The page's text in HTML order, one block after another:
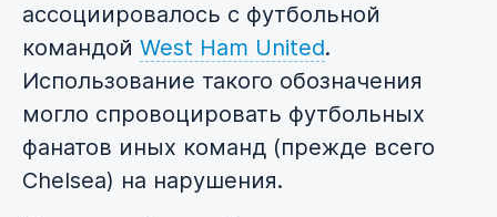
ассоциировалось с футбольной
командой West Ham United.
Использование такого обозначения
могло спровоцировать футбольных
фанатов иных команд (прежде всего
Chelsea) на нарушения.